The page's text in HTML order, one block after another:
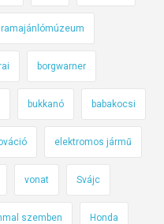
borgwarner
bukkanó babakocsi
elektromos jármű
vonat Svájc
szemben Honda